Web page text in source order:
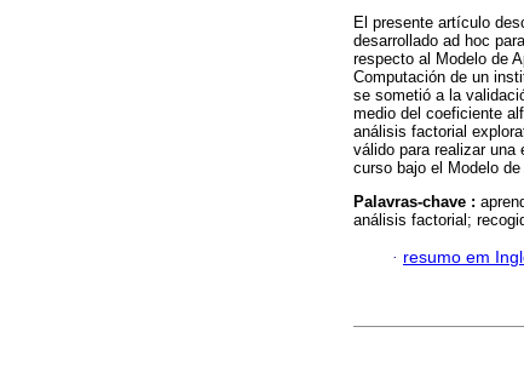
El presente artículo
desarrollado ad hoc
respecto al Modelo de
Computación de un
se sometió a la
medio del coeficiente
análisis factorial
válido para realizar
curso bajo el Modelo
Palavras-chave :
análisis factorial;
· resumo em